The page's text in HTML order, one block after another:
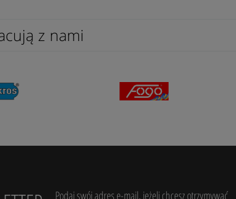
z nami
Podaj swój adres e-mail, jeżeli chcesz otrzymywać